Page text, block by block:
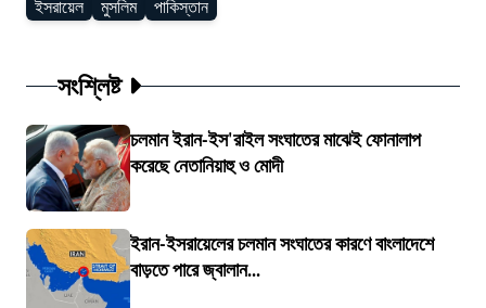
ইসরায়েল মুসলিম পাকিস্তান
সংশ্লিষ্ট
চলমান ইরান-ইস'রাইল সংঘাতের মাঝেই ফোনালাপ
করেছে নেতানিয়াহু ও মোদী
ইরান-ইসরায়েলের চলমান সংঘাতের কারণে বাংলাদেশে
বাড়তে পারে জ্বালান...